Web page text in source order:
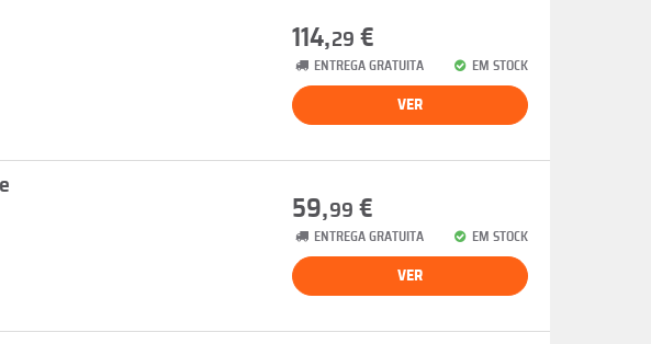
114,29 €
ENTREGA GRATUITA EM STOCK
VER
59,99 €
ENTREGA GRATUITA EM STOCK
VER